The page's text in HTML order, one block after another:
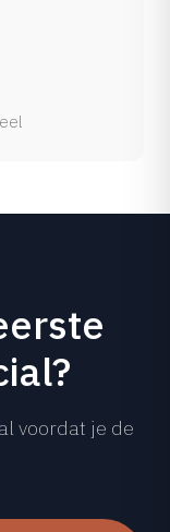
voordat je de